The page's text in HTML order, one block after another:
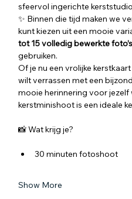
sfeervol ingerichte
✨ Binnen die tijd maken we
kunt kiezen uit een mooie
tot 15 volledig bewerkte foto’s
gebruiken.
Of je nu een vrolijke
wilt verrassen met een
mooie herinnering voor jezelf
kerstminishoot is een ideale
📸 Wat krijg je?
30 minuten fotoshoot
Show More